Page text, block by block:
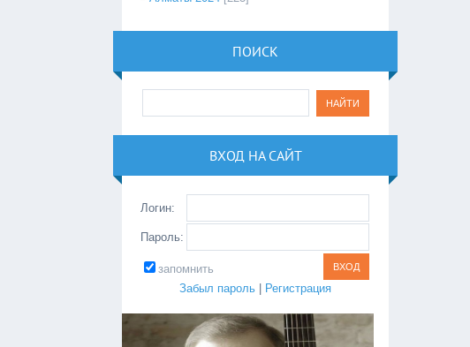
ПОИСК
ВХОД НА САЙТ
Логин:
Пароль:
запомнить
Забыл пароль| Регистрация